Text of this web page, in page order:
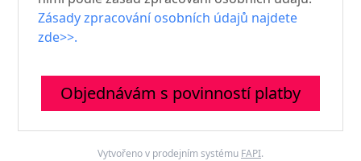
Zásady zpracování osobních údajů najdete
zde>>.
Objednávám s povinností platby
Vytvořeno v prodejním systému FAPI.